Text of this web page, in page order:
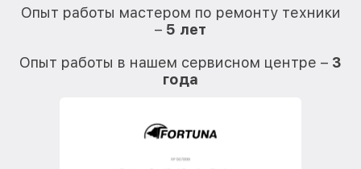
Опыт работы мастером по ремонту техники
– 5 лет
Опыт работы в нашем сервисном центре – 3
года